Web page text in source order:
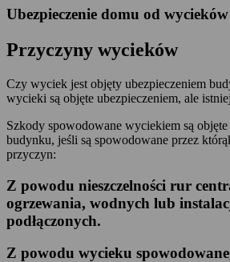
Ubezpieczenie domu od wycieków
Przyczyny wycieków
Czy wyciek jest objęty ubezpieczeniem
wycieki są objęte ubezpieczeniem, ale
Szkody spowodowane wyciekiem są
budynku, jeśli są spowodowane przez
przyczyn:
Z powodu nieszczelności rur
ogrzewania, wodnych lub
podłączonych.
Z powodu wycieku